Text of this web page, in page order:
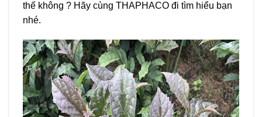
thế không ? Hãy cùng THAPHACO đi tìm hiểu bạn
nhé.